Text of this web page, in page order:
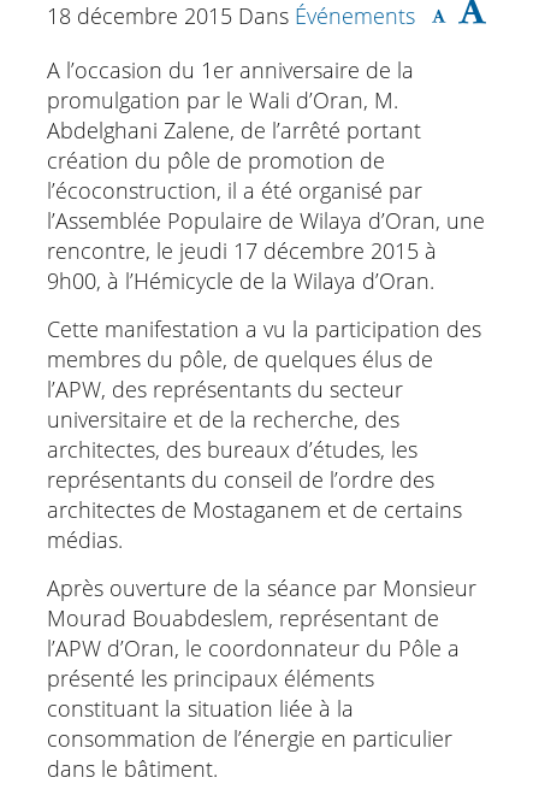
18 décembre 2015 Dans Événements
A l’occasion du 1er anniversaire de la
promulgation par le Wali d’Oran, M.
Abdelghani Zalene, de l’arrêté portant
création du pôle de promotion de
l’écoconstruction, il a été organisé par
l’Assemblée Populaire de Wilaya d’Oran, une
rencontre, le jeudi 17 décembre 2015 à
9h00, à l’Hémicycle de la Wilaya d’Oran.
Cette manifestation a vu la participation des
membres du pôle, de quelques élus de
l’APW, des représentants du secteur
universitaire et de la recherche, des
architectes, des bureaux d’études, les
représentants du conseil de l’ordre des
architectes de Mostaganem et de certains
médias.
Après ouverture de la séance par Monsieur
Mourad Bouabdeslem, représentant de
l’APW d’Oran, le coordonnateur du Pôle a
présenté les principaux éléments
constituant la situation liée à la
consommation de l’énergie en particulier
dans le bâtiment.